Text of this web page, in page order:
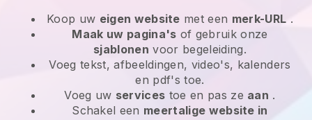
Koop uw eigen website met een merk-URL .
Maak uw pagina's of gebruik onze
sjablonen voor begeleiding.
Voeg tekst, afbeeldingen, video's, kalenders
en pdf's toe.
Voeg uw services toe en pas ze aan .
Schakel een meertalige website in